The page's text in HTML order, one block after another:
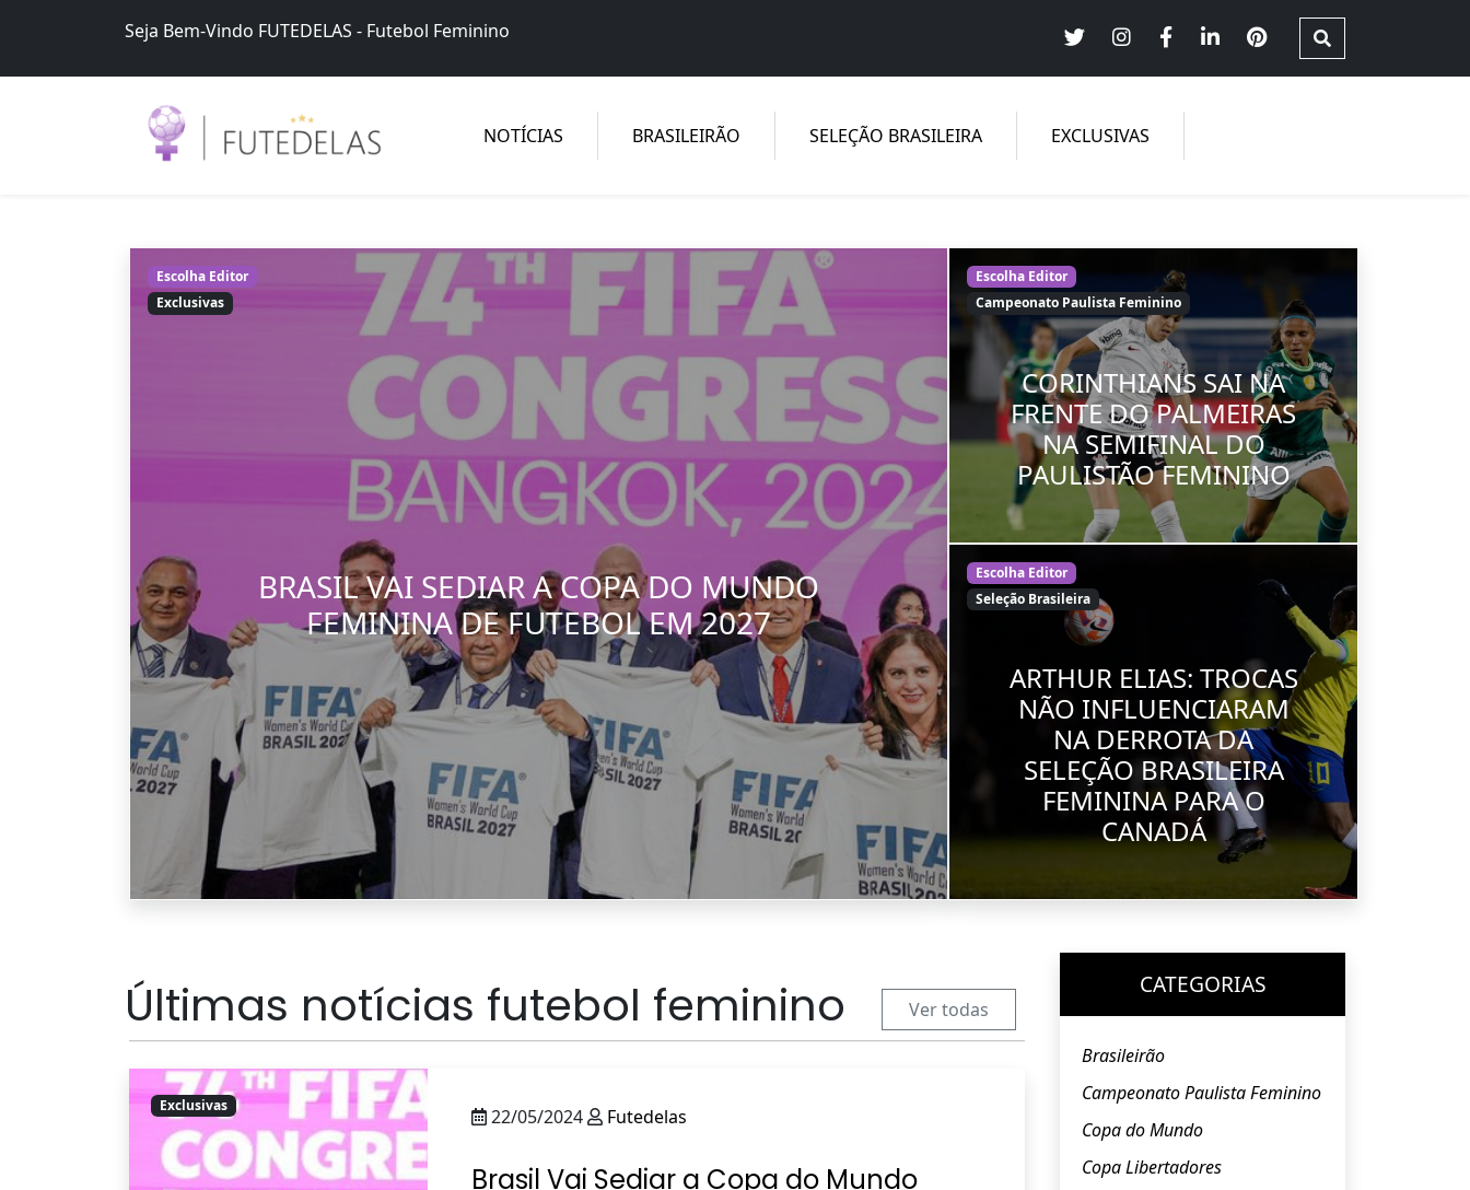
Seja Bem-Vindo FUTEDELAS - Futebol Feminino
Futedelas – Futebol Feminino
Futebol Feminino no Brasil – Brasileirão Futebol Feminino, Seleção Brasileira Feminina, equidade e justiça de gênero
NOTÍCIAS BRASILEIRÃO SELEÇÃO BRASILEIRA EXCLUSIVAS
Escolha Editor
Exclusivas
BRASIL VAI SEDIAR A COPA DO MUNDO
FEMININA DE FUTEBOL EM 2027
Escolha Editor
Campeonato Paulista Feminino
CORINTHIANS SAI NA
FRENTE DO PALMEIRAS
NA SEMIFINAL DO
PAULISTÃO FEMININO
Escolha Editor
Seleção Brasileira
ARTHUR ELIAS: TROCAS
NÃO INFLUENCIARAM
NA DERROTA DA
SELEÇÃO BRASILEIRA
FEMININA PARA O
CANADÁ
Últimas notícias futebol feminino Ver todas
Exclusivas 22/05/2024 Futedelas
Brasil Vai Sediar a Copa do Mundo
CATEGORIAS
Brasileirão
Campeonato Paulista Feminino
Copa do Mundo
Copa Libertadores